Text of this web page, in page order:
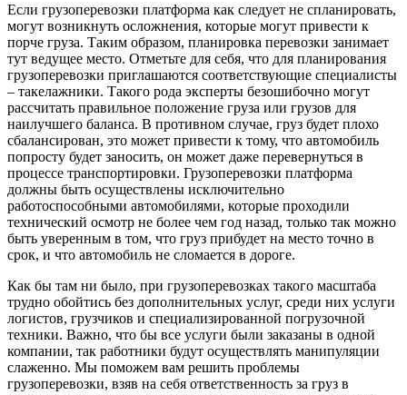
Если грузоперевозки платформа как следует не спланировать,
могут возникнуть осложнения, которые могут привести к
порче груза. Таким образом, планировка перевозки занимает
тут ведущее место. Отметьте для себя, что для планирования
грузоперевозки приглашаются соответствующие специалисты
– такелажники. Такого рода эксперты безошибочно могут
рассчитать правильное положение груза или грузов для
наилучшего баланса. В противном случае, груз будет плохо
сбалансирован, это может привести к тому, что автомобиль
попросту будет заносить, он может даже перевернуться в
процессе транспортировки. Грузоперевозки платформа
должны быть осуществлены исключительно
работоспособными автомобилями, которые проходили
технический осмотр не более чем год назад, только так можно
быть уверенным в том, что груз прибудет на место точно в
срок, и что автомобиль не сломается в дороге.
Как бы там ни было, при грузоперевозках такого масштаба
трудно обойтись без дополнительных услуг, среди них услуги
логистов, грузчиков и специализированной погрузочной
техники. Важно, что бы все услуги были заказаны в одной
компании, так работники будут осуществлять манипуляции
слаженно. Мы поможем вам решить проблемы
грузоперевозки, взяв на себя ответственность за груз в